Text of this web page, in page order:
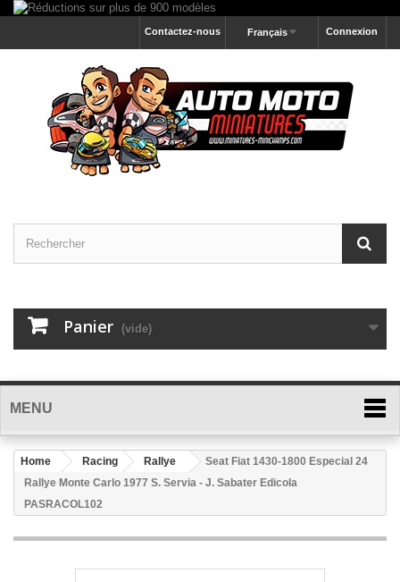
Connexion
Français
Contactez-nous
Panier (vide)
MENU
Home Racing Rallye
Seat Fiat 1430-1800 Especial 24
Rallye Monte Carlo 1977 S. Servia - J. Sabater Edicola
PASRACOL102